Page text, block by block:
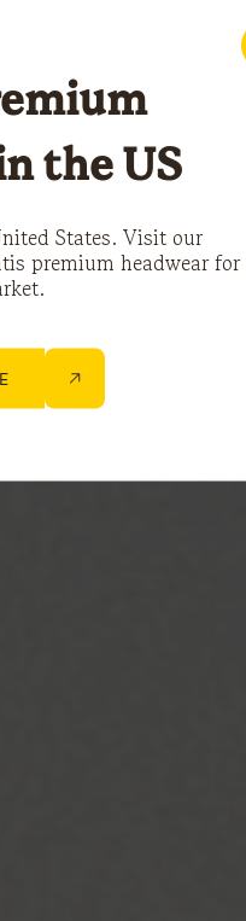
S the US
States. Visit our
premium headwear for